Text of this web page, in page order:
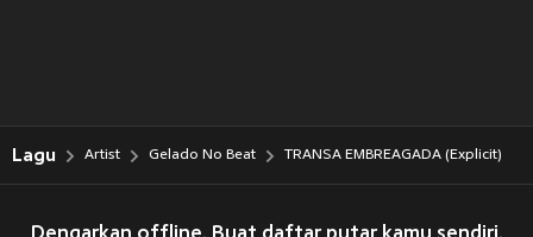
Lagu Artist Gelado No Beat TRANSA EMBREAGADA (Explicit)